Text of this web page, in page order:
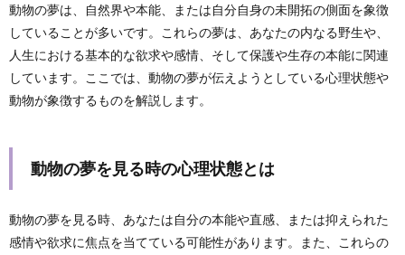
動物の夢は、自然界や本能、または自分自身の未開拓の側面を象徴
していることが多いです。これらの夢は、あなたの内なる野生や、
人生における基本的な欲求や感情、そして保護や生存の本能に関連
しています。ここでは、動物の夢が伝えようとしている心理状態や
動物が象徴するものを解説します。
動物の夢を見る時の心理状態とは
動物の夢を見る時、あなたは自分の本能や直感、または抑えられた
感情や欲求に焦点を当てている可能性があります。また、これらの